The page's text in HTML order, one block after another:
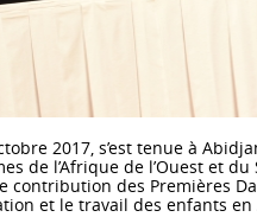
2017, s’est tenue à
de l’Afrique de l’Ouest et
contribution des Premières
et le travail des enfants en